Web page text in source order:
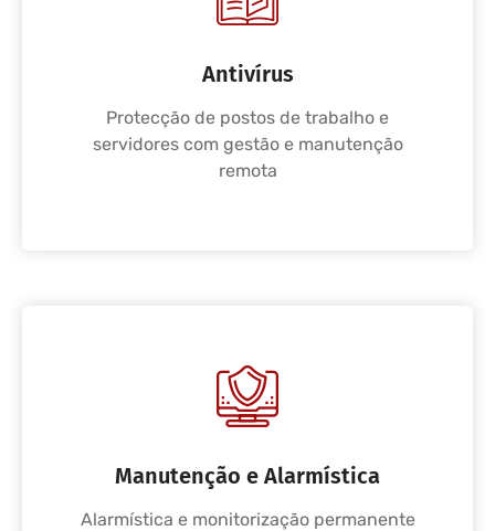
Antivírus
Protecção de postos de trabalho e
servidores com gestão e manutenção
remota
Manutenção e Alarmística
Alarmística e monitorização permanente